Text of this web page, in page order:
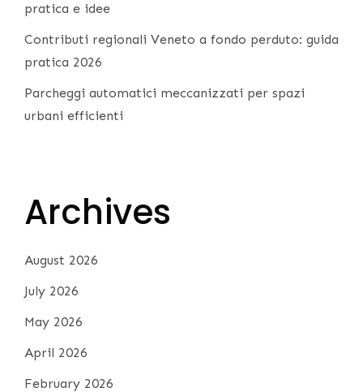
pratica e idee
Contributi regionali Veneto a fondo perduto: guida
pratica 2026
Parcheggi automatici meccanizzati per spazi
urbani efficienti
Archives
August 2026
July 2026
May 2026
April 2026
February 2026